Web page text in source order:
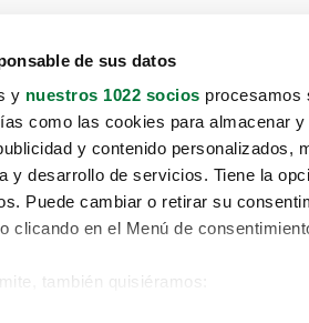
de sus datos
y nuestros 1022 socios procesamos
como las cookies para almacenar
y contenido personalizados,
y desarrollo de servicios. Tiene la
Puede cambiar o retirar su
clicando en el Menú de
también quisiéramos: